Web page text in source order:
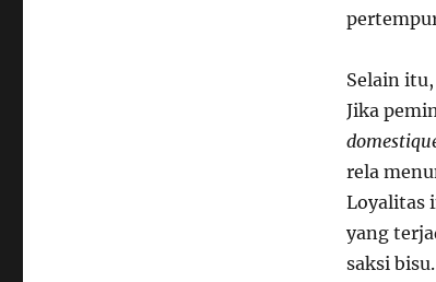
Selain
Jika
rela
Loyalitas
yang
saksi